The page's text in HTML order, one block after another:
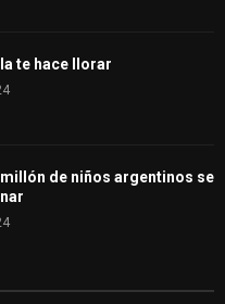
te hace llorar
millón de niños argentinos se